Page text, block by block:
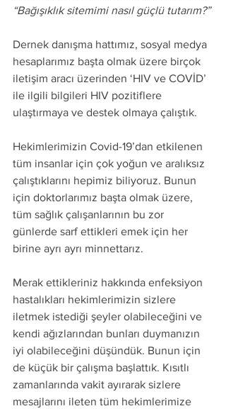
“Bağışıklık sitemimi nasıl güçlü tutarım?”
Dernek danışma hattımız, sosyal medya
hesaplarımız başta olmak üzere birçok
iletişim aracı üzerinden ‘HIV ve COVİD’
ile ilgili bilgileri HIV pozitiflere
ulaştırmaya ve destek olmaya çalıştık.
Hekimlerimizin Covid-19’dan etkilenen
tüm insanlar için çok yoğun ve aralıksız
çalıştıklarını hepimiz biliyoruz. Bunun
için doktorlarımız başta olmak üzere,
tüm sağlık çalışanlarının bu zor
günlerde sarf ettikleri emek için her
birine ayrı ayrı minnettarız.
Merak ettikleriniz hakkında enfeksiyon
hastalıkları hekimlerimizin sizlere
iletmek istediği şeyler olabileceğini ve
kendi ağızlarından bunları duymanızın
iyi olabileceğini düşündük. Bunun için
de küçük bir çalışma başlattık. Kısıtlı
zamanlarında vakit ayırarak sizlere
mesajlarını ileten tüm hekimlerimize